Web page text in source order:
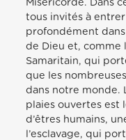
Miséricorde. Dans
tous invités à
profondément
de Dieu et, comme
Samaritain, qui
que les
dans notre monde.
plaies ouvertes est
d’êtres humains,
l’esclavage, qui